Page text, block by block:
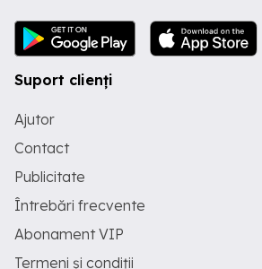
Suport clienți
Ajutor
Contact
Publicitate
Întrebări frecvente
Abonament VIP
Termeni și condiții